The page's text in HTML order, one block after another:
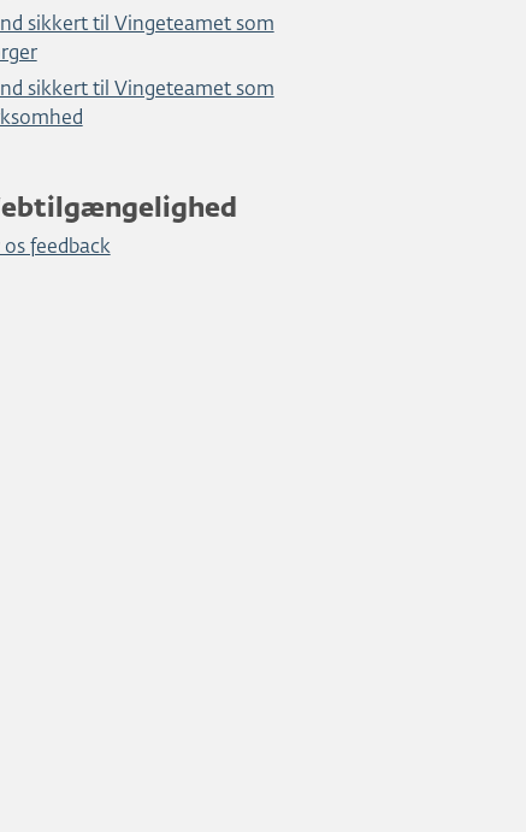
sikkert til Vingeteamet som
sikkert til Vingeteamet som
os feedback